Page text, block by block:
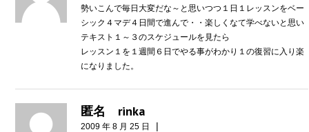
勢いこんで毎日大変だな～と思いつつ１日１レッスンをベー
シック４マデ４日間で進んで・・楽しくなて学べないと思い
テキスト１～３のスケジュールを見たら
レッスン１を１週間６日でやる事がわかり１の復習に入り楽
になりました。
匿名 rinka
2009 年 8 月 25 日 |